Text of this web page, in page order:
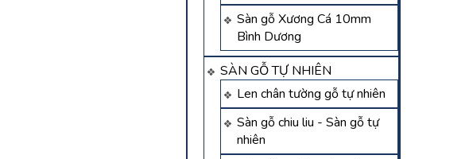
Sàn gỗ Xương Cá 10mm
Bình Dương
SÀN GỖ TỰ NHIÊN
Len chân tường gỗ tự nhiên
Sàn gỗ chiu liu - Sàn gỗ tự
nhiên